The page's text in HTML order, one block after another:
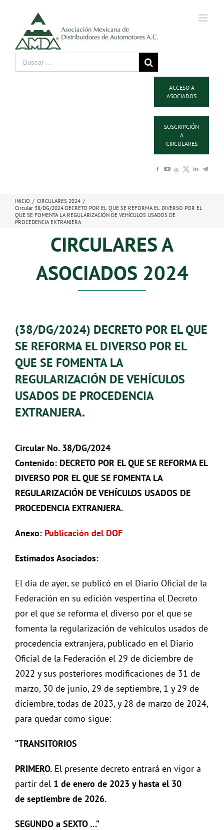
ACCESO A
ASOCIADOS
SUSCRIPCIÓN
A
CIRCULARES
INICIO / CIRCULARES 2024 /
Circular 38/DG/2024 DECRETO POR EL QUE SE REFORMA EL DIVERSO POR EL
QUE SE FOMENTA LA REGULARIZACIÓN DE VEHÍCULOS USADOS DE
PROCEDENCIA EXTRANJERA.
CIRCULARES A
ASOCIADOS 2024
(38/DG/2024) DECRETO POR EL QUE
SE REFORMA EL DIVERSO POR EL
QUE SE FOMENTA LA
REGULARIZACIÓN DE VEHÍCULOS
USADOS DE PROCEDENCIA
EXTRANJERA.
Circular No. 38/DG/2024
Contenido: DECRETO POR EL QUE SE REFORMA EL
DIVERSO POR EL QUE SE FOMENTA LA
REGULARIZACIÓN DE VEHÍCULOS USADOS DE
PROCEDENCIA EXTRANJERA.
Anexo: Publicación del DOF
Estimados Asociados:
El día de ayer, se publicó en el Diario Oficial de la
Federación en su edición vespertina el Decreto
por el que se reforma el diverso por el que se
fomenta la regularización de vehículos usados de
procedencia extranjera, publicado en el Diario
Oficial de la Federación el 29 de diciembre de
2022 y sus posteriores modificaciones de 31 de
marzo, 30 de junio, 29 de septiembre, 1 y 29 de
diciembre, todas de 2023, y 28 de marzo de 2024,
para quedar como sigue:
“TRANSITORIOS
PRIMERO. El presente decreto entrará en vigor a
partir del 1 de enero de 2023 y hasta el 30
de septiembre de 2026.
SEGUNDO a SEXTO …”